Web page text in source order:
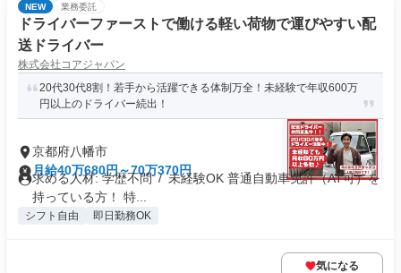
NEW 業務委託
ドライバーファーストで働ける軽い荷物で運びやすい配
送ドライバー
株式会社コアジャパン
20代30代8割！若手から活躍できる体制万全！未経験で年収600万
円以上のドライバー続出！
京都府八幡市
月給40万680円～70万370円
求める人材: 学歴不問 / 未経験OK 普通自動車免許（AT可）を
持っている方！ 特...
シフト自由 即日勤務OK
気になる